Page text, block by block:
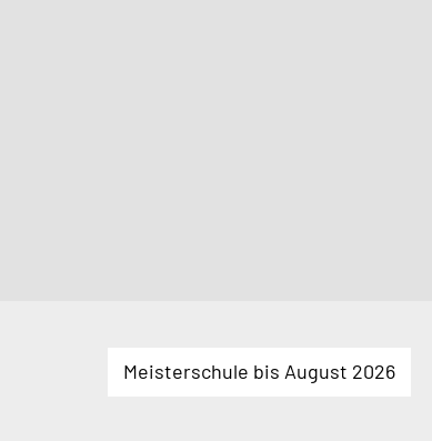
Meisterschule bis August 2026